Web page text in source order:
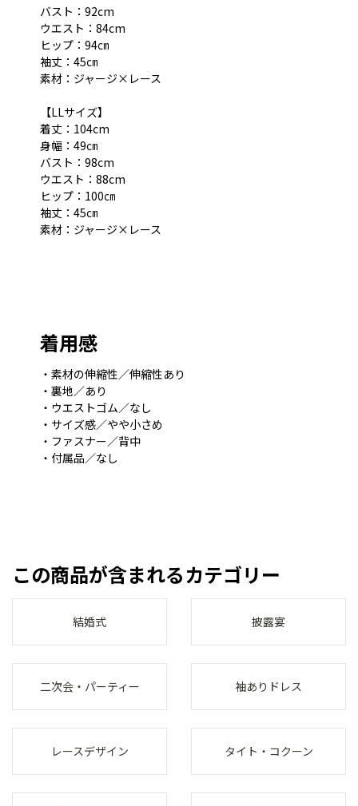
バスト：92cm
ウエスト：84cm
ヒップ：94㎝
袖丈：45㎝
素材：ジャージ×レース
【LLサイズ】
着丈：104cm
身幅：49㎝
バスト：98cm
ウエスト：88cm
ヒップ：100㎝
袖丈：45㎝
素材：ジャージ×レース
着用感
・素材の伸縮性／伸縮性あり
・裏地／あり
・ウエストゴム／なし
・サイズ感／やや小さめ
・ファスナー／背中
・付属品／なし
この商品が含まれるカテゴリー
結婚式 披露宴
二次会・パーティー 袖ありドレス
レースデザイン タイト・コクーン